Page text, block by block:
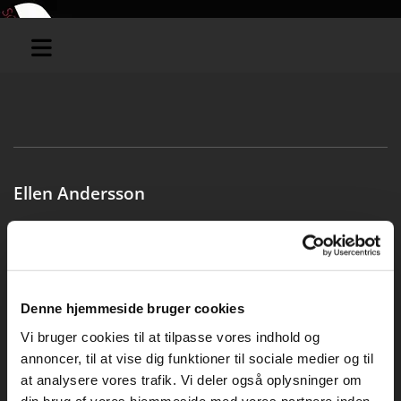
Denne hjemmeside bruger cookies
Vi bruger cookies til at tilpasse vores indhold og
annoncer, til at vise dig funktioner til sociale medier og til
at analysere vores trafik. Vi deler også oplysninger om
Ellen Andersson
Søndag, d. 22. marts 2026 kl. 15.00 på Sønderborghus